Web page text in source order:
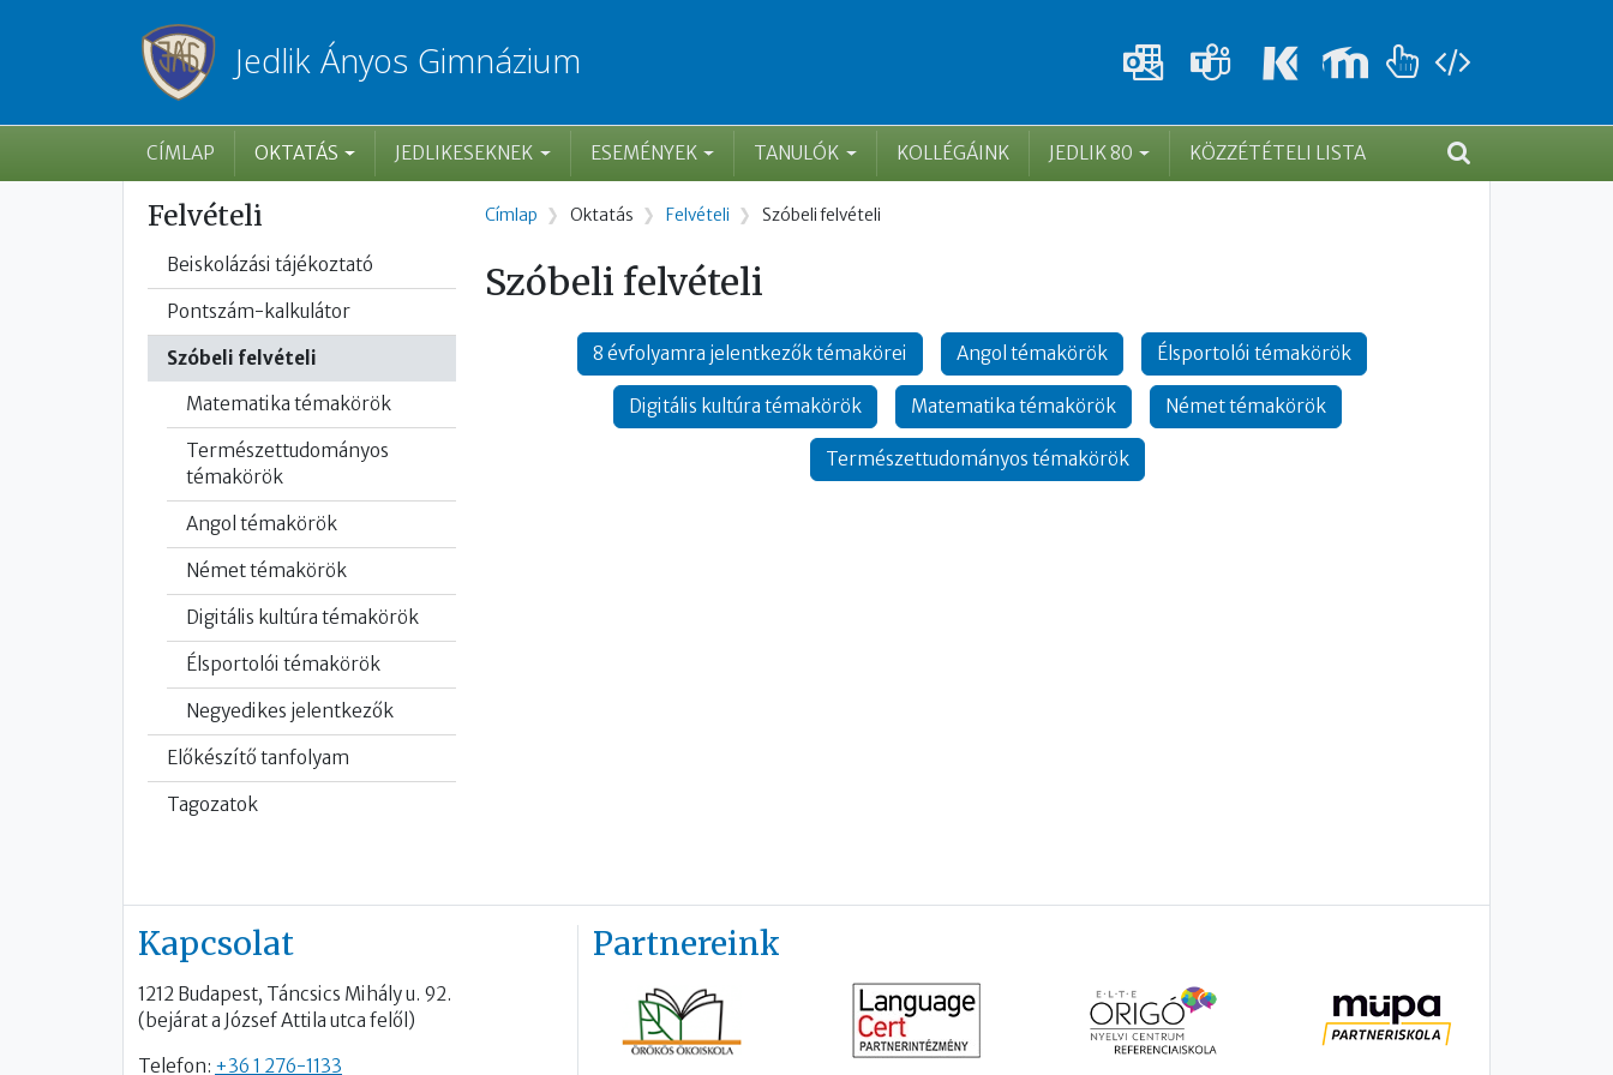
Jedlik Ányos Gimnázium
Főmenü
CÍMLAP OKTATÁS JEDLIKESEKNEK ESEMÉNYEK TANULÓK KOLLÉGÁINK JEDLIK 80 KÖZZÉTÉTELI LISTA
Felvételi
Beiskolázási tájékoztató
Pontszám-kalkulátor
Szóbeli felvételi
Matematika témakörök
Természettudományos
témakörök
Angol témakörök
Német témakörök
Digitális kultúra témakörök
Élsportolói témakörök
Negyedikes jelentkezők
Előkészítő tanfolyam
Tagozatok
Morzsa
Címlap Oktatás Felvételi Szóbeli felvételi
Szóbeli felvételi
8 évfolyamra jelentkezők témakörei Angol témakörök Élsportolói témakörök
Digitális kultúra témakörök Matematika témakörök Német témakörök
Természettudományos témakörök
Kapcsolat
1212 Budapest, Táncsics Mihály u. 92.
(bejárat a József Attila utca felől)
Telefon: +36 1 276-1133
Partnereink